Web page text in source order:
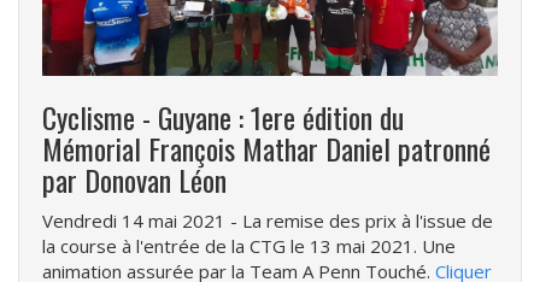
Cyclisme - Guyane : 1ere édition du
Mémorial François Mathar Daniel patronné
par Donovan Léon
Vendredi 14 mai 2021 - La remise des prix à l'issue de
la course à l'entrée de la CTG le 13 mai 2021. Une
animation assurée par la Team A Penn Touché. Cliquer